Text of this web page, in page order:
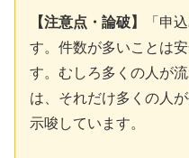
【注意点・論破】
「申
す。件数が多いことは
す。むしろ多くの人が
は、それだけ多くの人
示唆しています。